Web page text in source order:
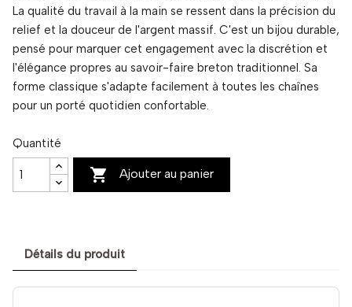
La qualité du travail à la main se ressent dans la précision du
relief et la douceur de l'argent massif. C'est un bijou durable,
pensé pour marquer cet engagement avec la discrétion et
l'élégance propres au savoir-faire breton traditionnel. Sa
forme classique s'adapte facilement à toutes les chaînes
pour un porté quotidien confortable.
Quantité
 Ajouter au panier
Détails du produit